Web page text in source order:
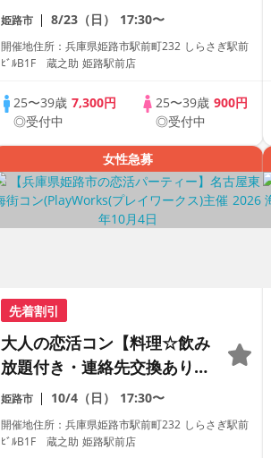
完全着席型】１名参加多数・
初参加も大歓迎☆プレイワー
クス主催☆
姫路市 8/23（日） 17:30〜
開催地住所：兵庫県姫路市駅前町232 しらさぎ駅前
ﾋﾞﾙB1F 蔵之助 姫路駅前店
25〜39歳7,300円
◎受付中
25〜39歳 900円
◎受付中
女性急募
先着割引
大人の恋活コン【料理☆飲み
放題付き・連絡先交換あり・
完全着席型】１名参加多数・
初参加も大歓迎☆プレイワー
クス主催☆
姫路市 10/4（日） 17:30〜
開催地住所：兵庫県姫路市駅前町232 しらさぎ駅前
ﾋﾞﾙB1F 蔵之助 姫路駅前店